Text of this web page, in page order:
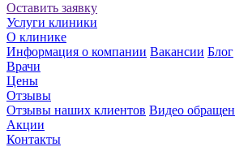
Оставить заявку
Услуги клиники
О клинике
Информация о компании Вакансии Блог
Врачи
Цены
Отзывы
Отзывы наших клиентов Видео
Акции
Контакты